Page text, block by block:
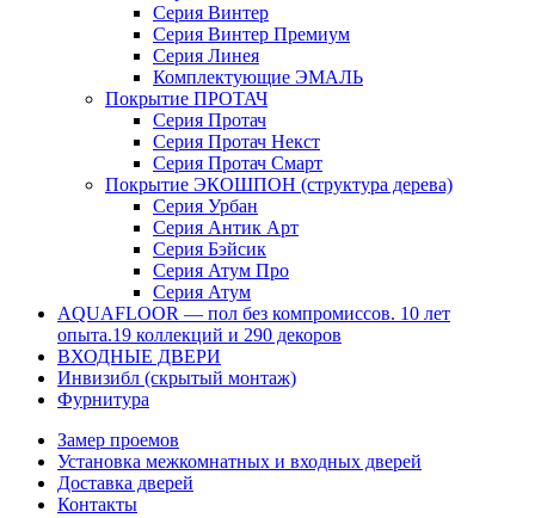
Серия Винтер
Серия Винтер Премиум
Серия Линея
Комплектующие ЭМАЛЬ
Покрытие ПРОТАЧ
Серия Протач
Серия Протач Некст
Серия Протач Смарт
Покрытие ЭКОШПОН (структура дерева)
Серия Урбан
Серия Антик Арт
Серия Бэйсик
Серия Атум Про
Серия Атум
AQUAFLOOR — пол без компромиссов. 10 лет
опыта.19 коллекций и 290 декоров
ВХОДНЫЕ ДВЕРИ
Инвизибл (скрытый монтаж)
Фурнитура
Замер проемов
Установка межкомнатных и входных дверей
Доставка дверей
Контакты